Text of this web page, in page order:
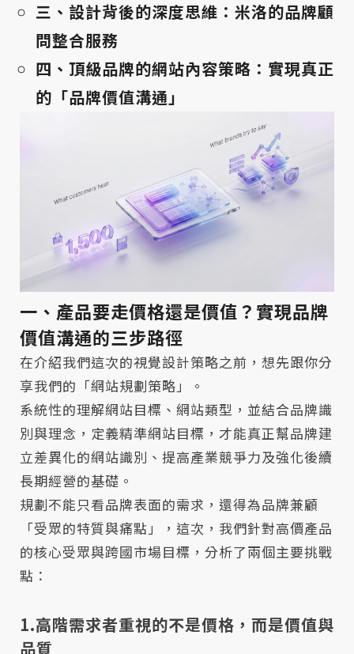
三、設計背後的深度思維：米洛的品牌顧
問整合服務
四、頂級品牌的網站內容策略：實現真正
的「品牌價值溝通」
一、產品要走價格還是價值？實現品牌
價值溝通的三步路徑
在介紹我們這次的視覺設計策略之前，想先跟你分
享我們的「網站規劃策略」。
系統性的理解網站目標、網站類型，並結合品牌識
別與理念，定義精準網站目標，才能真正幫品牌建
立差異化的網站識別、提高產業競爭力及強化後續
長期經營的基礎。
規劃不能只看品牌表面的需求，還得為品牌兼顧
「受眾的特質與痛點」，這次，我們針對高價產品
的核心受眾與跨國市場目標，分析了兩個主要挑戰
點：
1.高階需求者重視的不是價格，而是價值與
品質